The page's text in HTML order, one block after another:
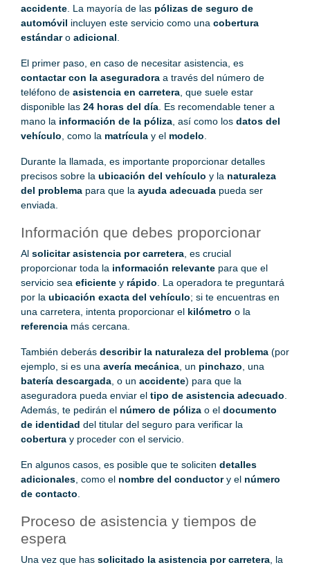
accidente . La mayoría de las pólizas de seguro de
automóvil incluyen este servicio como una cobertura
estándaro adicional
El primer paso, en caso de necesitar asistencia, es
contactar con la aseguradora a través del número de
teléfono de asistencia en carretera , que suele estar
disponible las 24 horas del día . Es recomendable tener a
mano la información de la póliza , así como los datos del
vehículo , como la matrícula y el modelo
Durante la llamada, es importante proporcionar detalles
precisos sobre la ubicación del vehículo y la naturaleza
del problema para que la ayuda adecuada pueda ser
enviada.
Información que debes proporcionar
Al solicitar asistencia por carretera , es crucial
proporcionar toda la información relevante para que el
servicio sea eficiente y rápido . La operadora te preguntará
por la ubicación exacta del vehículo; si te encuentras en
una carretera, intenta proporcionar el kilómetro o la
referencia más cercana.
También deberás describir la naturaleza del problema (por
ejemplo, si es una avería mecánica , un pinchazo , una
batería descargada , o un accidente) para que la
aseguradora pueda enviar el tipo de asistencia adecuado
Además, te pedirán el número de póliza o el documento
de identidad del titular del seguro para verificar la
cobertura y proceder con el servicio.
En algunos casos, es posible que te soliciten detalles
adicionales , como el nombre del conductory el número
de contacto
Proceso de asistencia y tiempos de
espera
Una vez que has solicitado la asistencia por carretera , la